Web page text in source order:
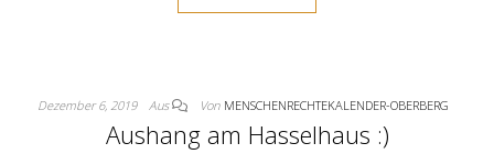
Dezember 6, 2019 Aus Von MENSCHENRECHTEKALENDER-OBERBERG
Aushang am Hasselhaus :)